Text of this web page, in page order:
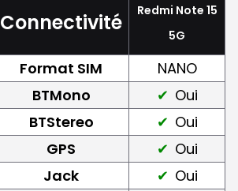
Connectivité
Redmi Note 15
5G
Format SIM
NANO
BTMono
Oui
BTStereo
Oui
GPS
Oui
Jack Oui